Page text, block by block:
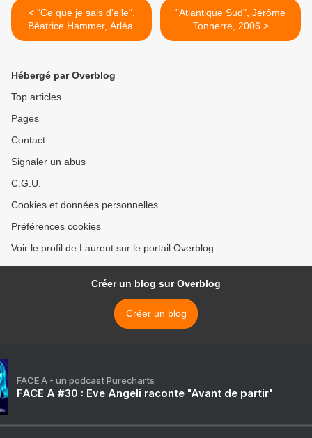
< "Ce que je sais d'elle",
Béatrice Hammer, Arléa,
2006
"Atlantique Sud", Jérôme
Tonnerre, 2006 >
Hébergé par Overblog
Top articles
Pages
Contact
Signaler un abus
C.G.U.
Cookies et données personnelles
Préférences cookies
Voir le profil de Laurent sur le portail Overblog
Créer un blog sur Overblog
Créer un blog
FACE A - un podcast Purecharts
FACE A #30 : Eve Angeli raconte "Avant de partir"